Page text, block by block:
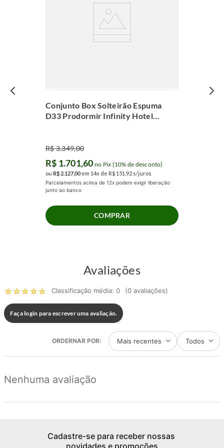
Conjunto Box Solteirão Espuma
D33 Prodormir Infinity Hotel
R$3.349,00
R$ 1.701,60 no Pix (10% de desconto)
ou R$2.12700 em 14x de R$ 151 92 s/juros
Parcelamentos acima de 12x podem exigir liberação
junto ao banco
COMPRAR
Avaliações
☆ ☆ ☆ ☆ ☆ Classificação média: 0 (0 avaliações)
Faça login para escrever uma avaliação.
Mais recentes Todos
Nenhuma avaliação
Cadastre-se para receber nossas